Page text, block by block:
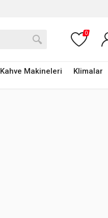
Kahve Makineleri
Klimalar
0